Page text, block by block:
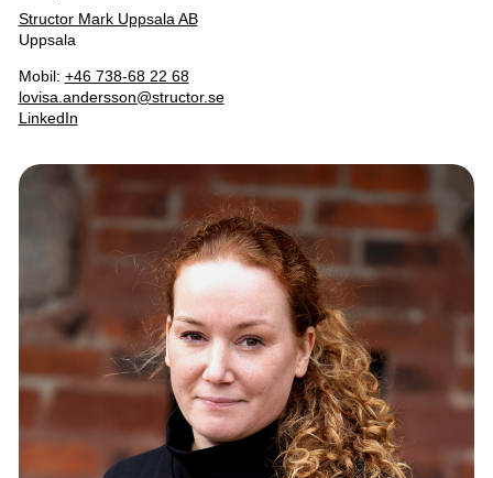
Structor Mark Uppsala AB
Uppsala
Mobil: +46 738-68 22 68
lovisa.andersson@structor.se
LinkedIn